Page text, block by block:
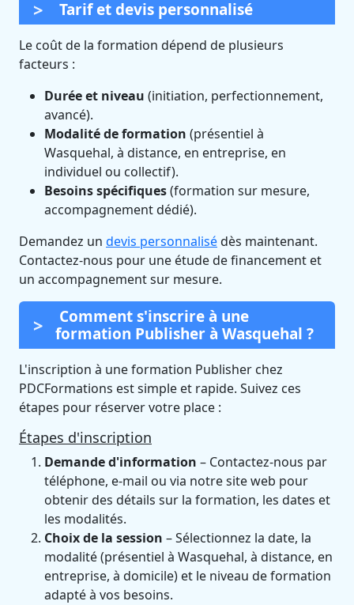
Tarif et devis personnalisé
Le coût de la formation dépend de plusieurs
facteurs :
Durée et niveau (initiation, perfectionnement,
avancé).
Modalité de formation (présentiel à
Wasquehal, à distance, en entreprise, en
individuel ou collectif).
Besoins spécifiques(formation sur mesure,
accompagnement dédié).
Demandez un devis personnalisédès maintenant.
Contactez-nous pour une étude de financement et
un accompagnement sur mesure.
Comment s'inscrire à une
formation Publisher à Wasquehal ?
L'inscription à une formation Publisher chez
PDCFormations est simple et rapide. Suivez ces
étapes pour réserver votre place :
Étapes d'inscription
Demande d'information – Contactez-nous par
téléphone, e-mail ou via notre site web pour
obtenir des détails sur la formation, les dates et
les modalités.
Choix de la session – Sélectionnez la date, la
modalité (présentiel à Wasquehal, à distance, en
entreprise, à domicile) et le niveau de formation
adapté à vos besoins.